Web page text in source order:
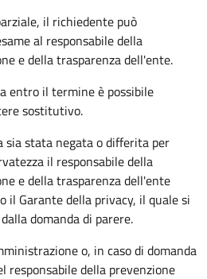
il richiedente può
al responsabile della
e della trasparenza dell'ente.
entro il termine è possibile
sostitutivo.
sia stata negata o differita per
il responsabile della
e della trasparenza dell'ente
il Garante della privacy, il quale si
domanda di parere.
o, in caso di domanda
responsabile della prevenzione